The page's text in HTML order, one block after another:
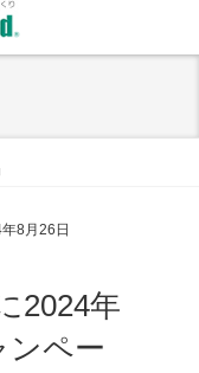
8月26日
2024年
ンペー